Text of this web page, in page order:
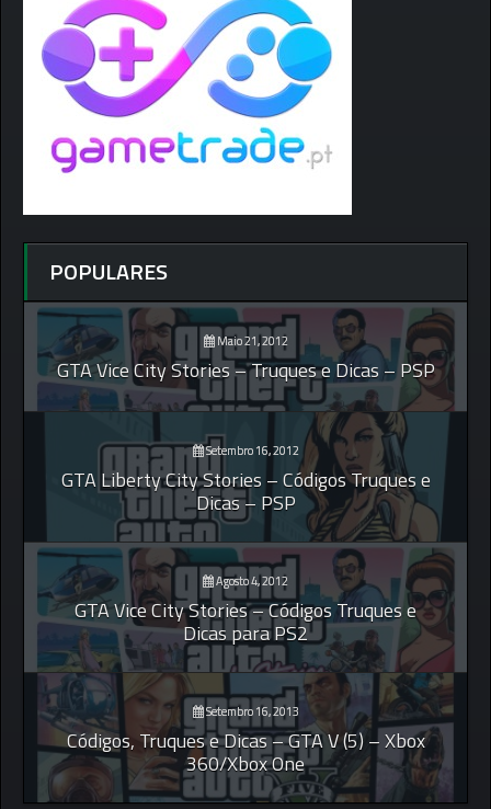
POPULARES
Maio 21, 2012
GTA Vice City Stories – Truques e Dicas – PSP
Setembro 16, 2012
GTA Liberty City Stories – Códigos Truques e
Dicas – PSP
Agosto 4, 2012
GTA Vice City Stories – Códigos Truques e
Dicas para PS2
Setembro 16, 2013
Códigos, Truques e Dicas – GTA V (5) – Xbox
360/Xbox One